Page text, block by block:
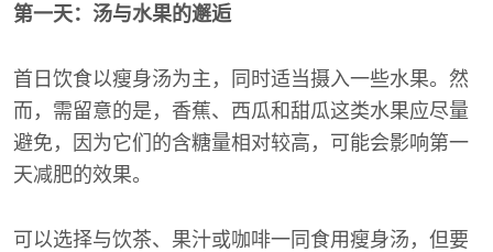
第一天：汤与水果的邂逅
首日饮食以瘦身汤为主，同时适当摄入一些水果。然
而，需留意的是，香蕉、西瓜和甜瓜这类水果应尽量
避免，因为它们的含糖量相对较高，可能会影响第一
天减肥的效果。
可以选择与饮茶、果汁或咖啡一同食用瘦身汤，但要